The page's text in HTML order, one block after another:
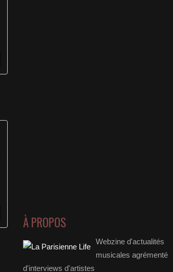
À PROPOS
Webzine d'actualités
musicales agrémenté
d'interviews d'artistes